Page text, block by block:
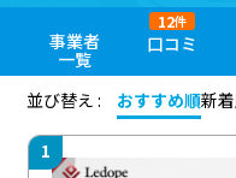
事業者
一覧
口コミ
12件
並び替え :
おすすめ順新
1